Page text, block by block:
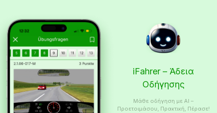
iFahrer – Άδεια
Οδήγησης
Μάθε οδήγηση με AI –
Προετοιμάσου, Πρακτική, Πέρασε!